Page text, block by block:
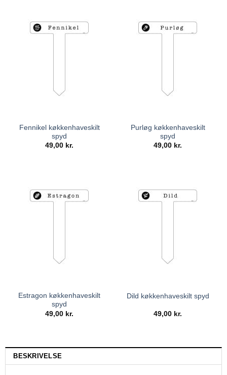
Fennikel køkkenhaveskilt
spyd
49,00 kr.
Purløg køkkenhaveskilt
spyd
49,00 kr.
Estragon køkkenhaveskilt
spyd
49,00 kr.
Dild køkkenhaveskilt spyd
49,00 kr.
BESKRIVELSE